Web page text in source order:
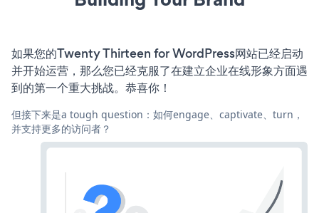
如果您的Twenty Thirteen for WordPress网站已经启动
并开始运营，那么您已经克服了在建立企业在线形象方面遇
到的第一个重大挑战。恭喜你！
但接下来是a tough question：如何engage、captivate、turn，
并支持更多的访问者？